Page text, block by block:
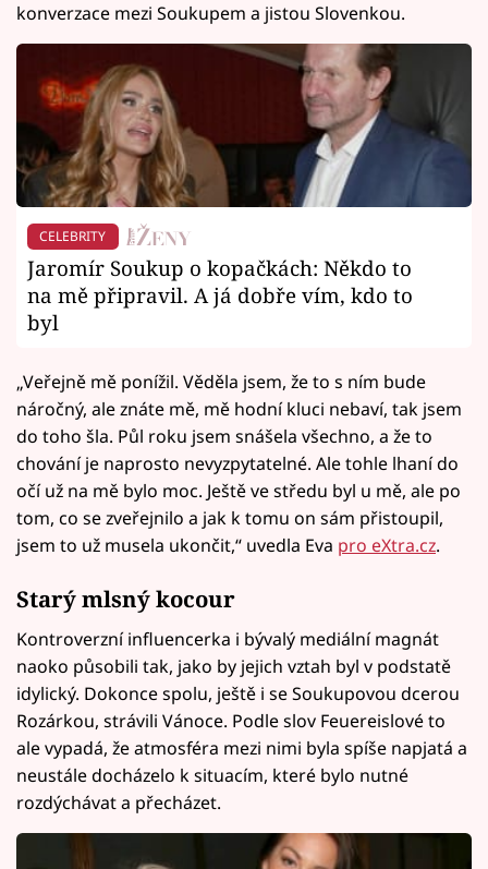
konverzace mezi Soukupem a jistou Slovenkou.
CELEBRITY
Jaromír Soukup o kopačkách: Někdo to
na mě připravil. A já dobře vím, kdo to
byl
„Veřejně mě ponížil. Věděla jsem, že to s ním bude
náročný, ale znáte mě, mě hodní kluci nebaví, tak jsem
do toho šla. Půl roku jsem snášela všechno, a že to
chování je naprosto nevyzpytatelné. Ale tohle lhaní do
očí už na mě bylo moc. Ještě ve středu byl u mě, ale po
tom, co se zveřejnilo a jak k tomu on sám přistoupil,
jsem to už musela ukončit,“ uvedla Eva pro eXtra.cz.
Starý mlsný kocour
Kontroverzní influencerka i bývalý mediální magnát
naoko působili tak, jako by jejich vztah byl v podstatě
idylický. Dokonce spolu, ještě i se Soukupovou dcerou
Rozárkou, strávili Vánoce. Podle slov Feuereislové to
ale vypadá, že atmosféra mezi nimi byla spíše napjatá a
neustále docházelo k situacím, které bylo nutné
rozdýchávat a přecházet.